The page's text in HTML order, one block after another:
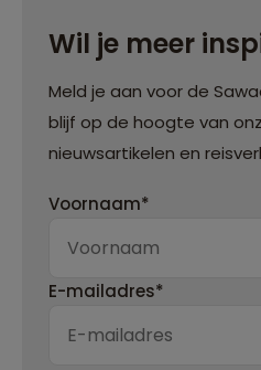
Wil je meer
Meld je aan voor de
blijf op de hoogte van
nieuwsartikelen en
Voornaam*
E-mailadres*